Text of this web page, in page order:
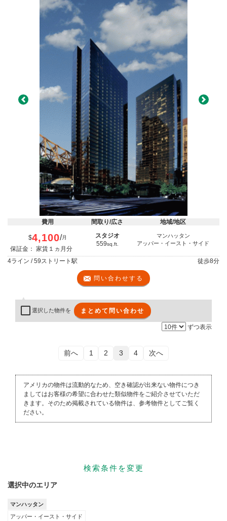
Previous Next
費用 間取り/広さ 地域/地区
$4,100/月
保証金： 家賃１ヵ月分
スタジオ
559sq.ft.
マンハッタン
アッパー・イースト・サイド
4ライン / 59ストリート駅 徒歩8分
問い合わせする
選択した物件を まとめて問い合わせ
ずつ表示
前へ 1 2 3 4 次へ
アメリカの物件は流動的なため、空き確認が出来ない物件につき
ましてはお客様の希望に合わせた類似物件をご紹介させていただ
きます。そのため掲載されている物件は、参考物件としてご覧く
ださい。
検索条件を変更
選択中のエリア
マンハッタン
アッパー・イースト・サイド